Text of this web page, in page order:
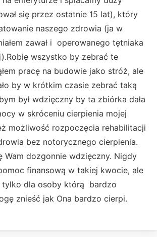
się przez ostatnie 15 lat), który
naszego zdrowia (ja w
zawał i operowanego tętniaka
wszystko by zebrać te
pracę na budowie jako stróż, ale
by w krótkim czasie zebrać taką
był wdzięczny by ta zbiórka dała
w skróceniu cierpienia mojej
możliwość rozpoczęcia rehabilitacji
bez notorycznego cierpienia.
Wam dozgonnie wdzięczny. Nigdy
finansową w takiej kwocie, ale
tylko dla osoby którą bardzo
znieść jak Ona bardzo cierpi.